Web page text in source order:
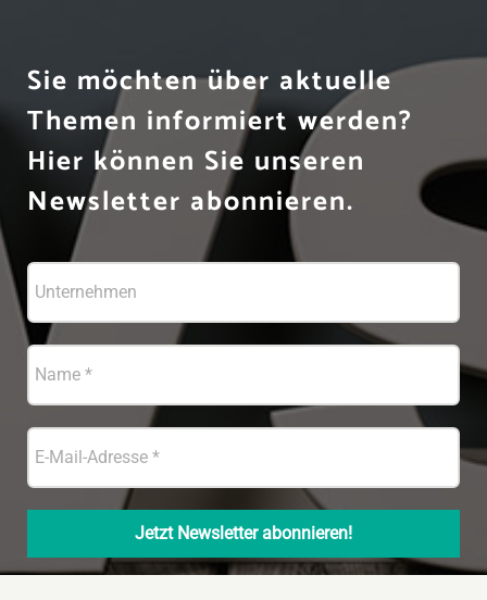
Sie möchten über aktuelle
Themen informiert werden?
Hier können Sie unseren
Newsletter abonnieren.